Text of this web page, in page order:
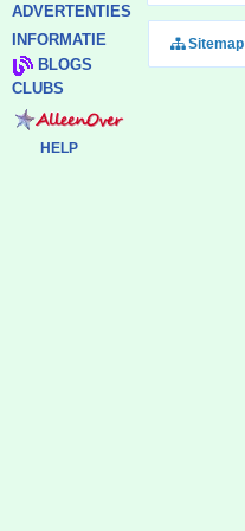
ADVERTENTIES
INFORMATIE
BLOGS
CLUBS
HELP
Sitemap